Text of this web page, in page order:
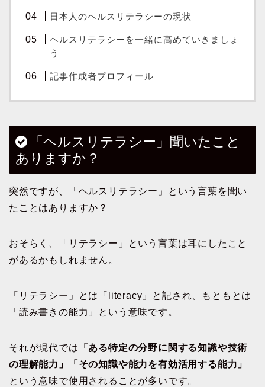
日本人のヘルスリテラシーの現状
ヘルスリテラシーを一緒に高めていきましょ
う
記事作成者プロフィール
「ヘルスリテラシー」聞いたこと
ありますか？
突然ですが、「ヘルスリテラシー」という言葉を聞い
たことはありますか？
おそらく、「リテラシー」という言葉は耳にしたこと
があるかもしれません。
「リテラシー」とは「literacy」と記され、もともとは
「読み書きの能力」という意味です。
それが現代では 「ある特定の分野に関する知識や技術
の理解能力」
「その知識や能力を有効活用する能力」
という意味で使用されることが多いです。